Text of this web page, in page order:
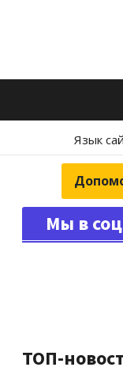
Язык
Мы в
ТОП-